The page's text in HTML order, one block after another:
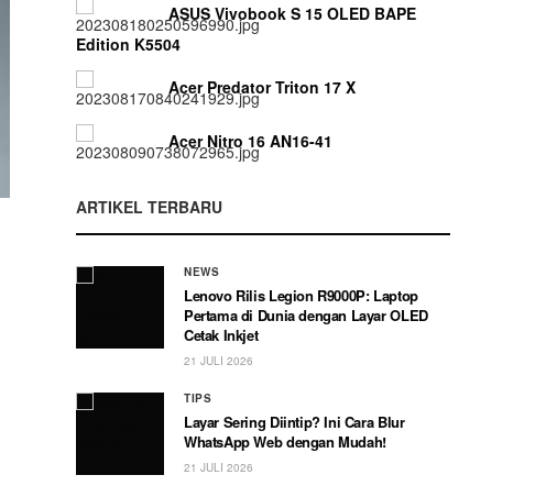
ASUS Vivobook S 15 OLED BAPE
Edition K5504
Acer Predator Triton 17 X
Acer Nitro 16 AN16-41
ARTIKEL TERBARU
NEWS
Lenovo Rilis Legion R9000P: Laptop
Pertama di Dunia dengan Layar OLED
Cetak Inkjet
21 JULI 2026
TIPS
Layar Sering Diintip? Ini Cara Blur
WhatsApp Web dengan Mudah!
21 JULI 2026